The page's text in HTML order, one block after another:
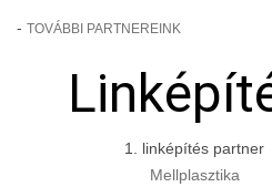
- TOVÁBBI PARTNEREINK
1. linképítés partner
Mellplasztika